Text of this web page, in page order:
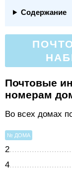
Содержание
Почтовые
номерам
Во всех домах
№ ДОМА
2
4